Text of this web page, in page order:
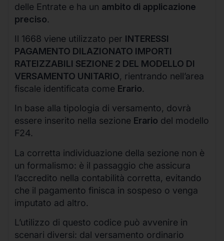
delle Entrate e ha un ambito di applicazione
preciso.
Il 1668 viene utilizzato per INTERESSI
PAGAMENTO DILAZIONATO IMPORTI
RATEIZZABILI SEZIONE 2 DEL MODELLO DI
VERSAMENTO UNITARIO, rientrando nell’area
fiscale identificata come Erario.
In base alla tipologia di versamento, dovrà
essere inserito nella sezione Erario del modello
F24.
La corretta individuazione della sezione non è
un formalismo: è il passaggio che assicura
l’accredito nella contabilità corretta, evitando
che il pagamento finisca in sospeso o venga
imputato ad altro.
L’utilizzo di questo codice può avvenire in
scenari diversi: dal versamento ordinario